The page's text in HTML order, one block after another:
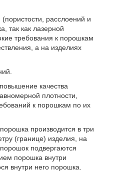
расслоений и
так как лазерной
требования к порошкам
а на изделиях
качества
плотности,
к порошкам по их
производится в три
(границе) изделия, на
подвергаются
порошка внутри
внутри него порошка.